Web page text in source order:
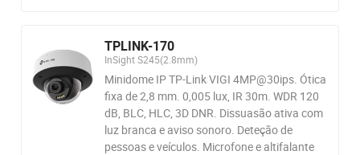
TPLINK-170
InSight S245(2.8mm)
Minidome IP TP-Link VIGI 4MP@30ips. Ótica
fixa de 2,8 mm. 0,005 lux, IR 30m. WDR 120
dB, BLC, HLC, 3D DNR. Dissuasão ativa com
luz branca e aviso sonoro. Deteção de
pessoas e veículos. Microfone e altifalante